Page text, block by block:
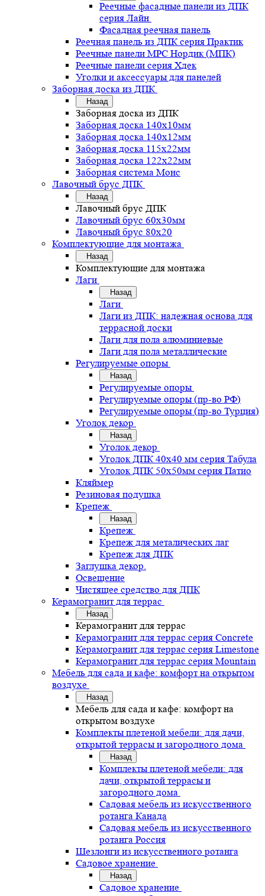
Реечные фасадные панели из ДПК
серия Лайн
Фасадная реечная панель
Реечная панель из ДПК серия Практик
Реечные панели MPC Нордик (МПК)
Реечные панели серия Хдек
Уголки и аксессуары для панелей
Заборная доска из ДПК
Назад
Заборная доска из ДПК
Заборная доска 140х10мм
Заборная доска 140х12мм
Заборная доска 115х22мм
Заборная доска 122х22мм
Заборная система Монс
Лавочный брус ДПК
Назад
Лавочный брус ДПК
Лавочный брус 60х30мм
Лавочный брус 80х20
Комплектующие для монтажа
Назад
Комплектующие для монтажа
Лаги
Назад
Лаги
Лаги из ДПК: надежная основа для
террасной доски
Лаги для пола алюминиевые
Лаги для пола металлические
Регулируемые опоры
Назад
Регулируемые опоры
Регулируемые опоры (пр-во РФ)
Регулируемые опоры (пр-во Турция)
Уголок декор
Назад
Уголок декор
Уголок ДПК 40х40 мм серия Табула
Уголок ДПК 50х50мм серия Патио
Кляймер
Резиновая подушка
Крепеж
Назад
Крепеж
Крепеж для металических лаг
Крепеж для ДПК
Заглушка декор.
Освещение
Чистящее средство для ДПК
Керамогранит для террас
Назад
Керамогранит для террас
Керамогранит для террас серия Concrete
Керамогранит для террас серия Limestone
Керамогранит для террас серия Mountain
Мебель для сада и кафе: комфорт на открытом
воздухе
Назад
Мебель для сада и кафе: комфорт на
открытом воздухе
Комплекты плетеной мебели: для дачи,
открытой террасы и загородного дома
Назад
Комплекты плетеной мебели: для
дачи, открытой террасы и
загородного дома
Садовая мебель из искусственного
ротанга Канада
Садовая мебель из искусственного
ротанга Россия
Шезлонги из искусственного ротанга
Садовое хранение
Назад
Садовое хранение